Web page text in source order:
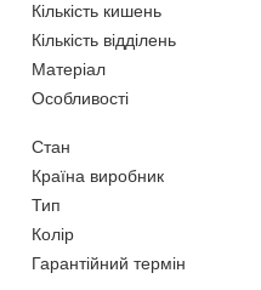
Кількість кишень
Кількість відділень
Матеріал
Особливості
Стан
Країна виробник
Тип
Колір
Гарантійний термін